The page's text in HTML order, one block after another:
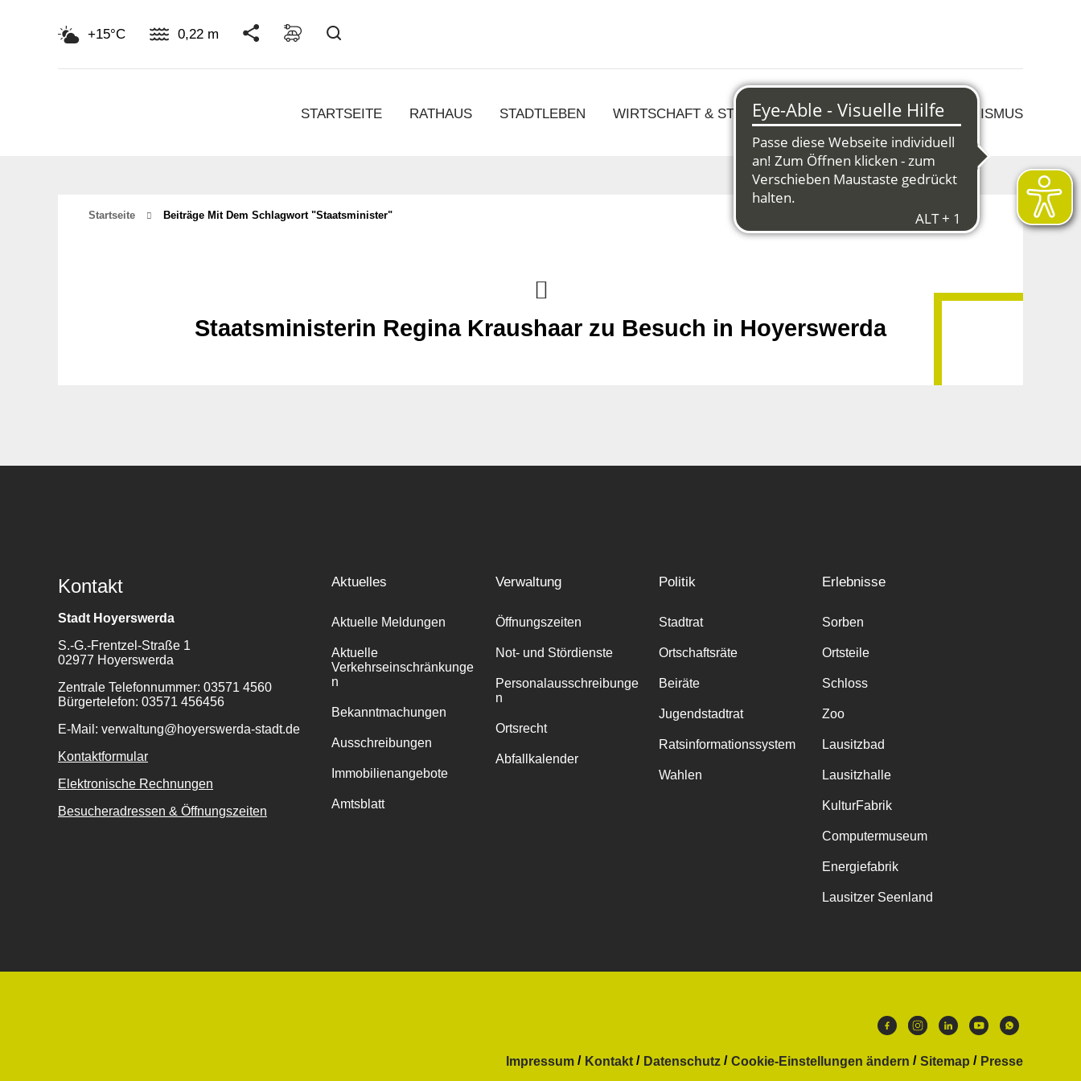
+15°C 0,22 m
STARTSEITE RATHAUS STADTLEBEN WIRTSCHAFT & STRUKTURWANDEL KULTUR & TOURISMUS
Startseite Beiträge Mit Dem Schlagwort "Staatsminister"
Staatsministerin Regina Kraushaar zu Besuch in Hoyerswerda
Kontakt
Stadt Hoyerswerda
S.-G.-Frentzel-Straße 1
02977 Hoyerswerda
Zentrale Telefonnummer: 03571 4560
Bürgertelefon: 03571 456456
E-Mail: verwaltung@hoyerswerda-stadt.de
Kontaktformular
Elektronische Rechnungen
Besucheradressen & Öffnungszeiten
Aktuelles
Aktuelle Meldungen
Aktuelle
Verkehrseinschränkunge
n
Bekanntmachungen
Ausschreibungen
Immobilienangebote
Amtsblatt
Verwaltung
Öffnungszeiten
Not- und Stördienste
Personalausschreibunge
n
Ortsrecht
Abfallkalender
Politik
Stadtrat
Ortschaftsräte
Beiräte
Jugendstadtrat
Ratsinformationssystem
Wahlen
Erlebnisse
Sorben
Ortsteile
Schloss
Zoo
Lausitzbad
Lausitzhalle
KulturFabrik
Computermuseum
Energiefabrik
Lausitzer Seenland
Impressum Kontakt Datenschutz Cookie-Einstellungen ändern Sitemap
Presse